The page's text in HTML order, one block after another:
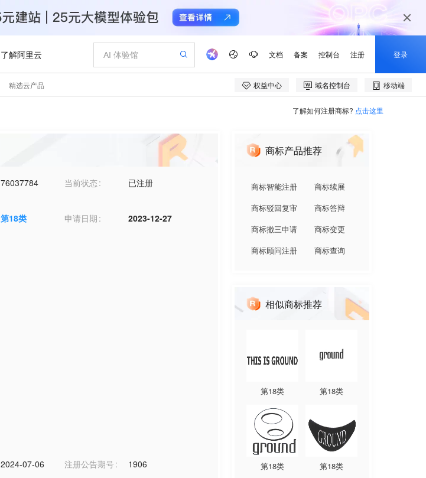
了解如何注册商标? 点击这里
76037784 当前状态 已注册
第18类 申请日期
2023-12-27
2024-07-06 注册公告期号
1906
商标产品推荐
商标智能注册
商标续展
商标驳回复审
商标答辩
商标撤三申请
商标变更
商标顾问注册
商标查询
相似商标推荐
第18类 第18类
第18类 第18类